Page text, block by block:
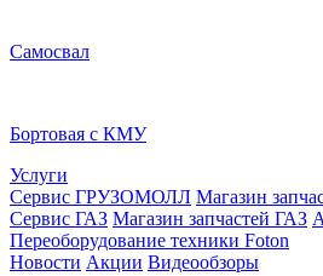
Самосвал
Бортовая с КМУ
Услуги
Сервис ГРУЗОМОЛЛ Магазин
Сервис ГАЗ Магазин запчастей ГАЗ
Переоборудование техники Foton
Новости Акции Видеообзоры